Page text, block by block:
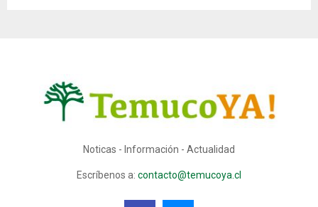
Noticas - Información - Actualidad
Escríbenos a: contacto@temucoya.cl